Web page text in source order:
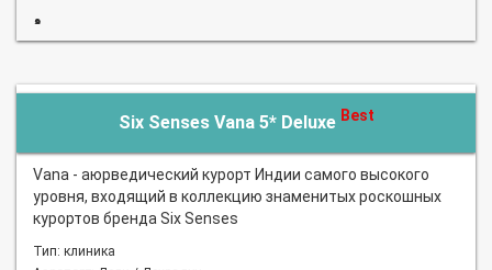
Six Senses Vana 5* Deluxe Best
Vana - аюрведический курорт Индии самого высокого
уровня, входящий в коллекцию знаменитых роскошных
курортов бренда Six Senses
Тип: клиника